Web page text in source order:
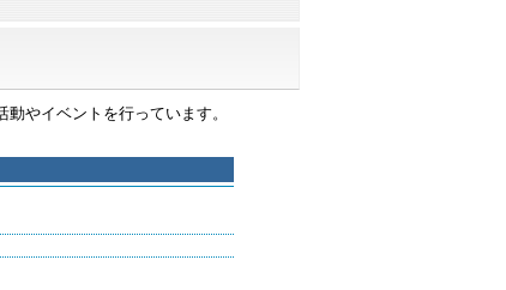
やイベントを行っています。